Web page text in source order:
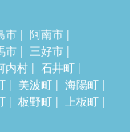
市
阿南市
市
三好市
内村
石井町
美波町
海陽町
板野町
上板町